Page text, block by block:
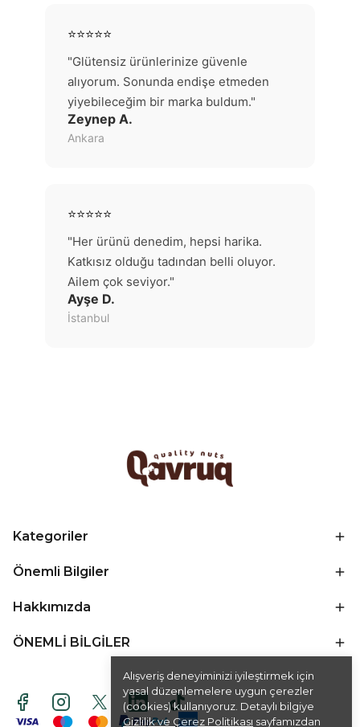
Alışveriş deneyiminizi iyileştirmek için
yasal düzenlemelere uygun çerezler
(cookies) kullanıyoruz. Detaylı bilgiye
Gizlilik ve Çerez Politikası sayfamızdan
⭐⭐⭐⭐⭐
"Glütensiz ürünlerinize güvenle
alıyorum. Sonunda endişe etmeden
yiyebileceğim bir marka buldum."
Zeynep A.
Ankara
⭐⭐⭐⭐⭐
"Her ürünü denedim, hepsi harika.
Katkısız olduğu tadından belli oluyor.
Ailem çok seviyor."
Ayşe D.
İstanbul
Kategoriler
Önemli Bilgiler
Hakkımızda
ÖNEMLİ BİLGİLER